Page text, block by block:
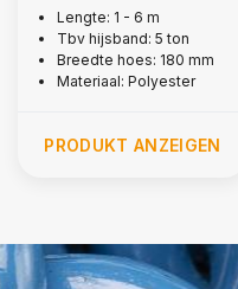
Tonnen
Lengte: 1 - 6 m
Tbv hijsband: 5 ton
Breedte hoes: 180 mm
Materiaal: Polyester
PRODUKT ANZEIGEN